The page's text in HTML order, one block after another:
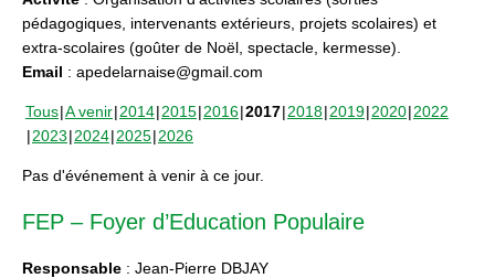
pédagogiques, intervenants extérieurs, projets scolaires) et
extra-scolaires (goûter de Noël, spectacle, kermesse).
Email : apedelarnaise@gmail.com
Tous A venir 2014 2015 2016 2017 2018 2019 2020 2022
2023 2024 2025 2026
Pas d'événement à venir à ce jour.
FEP – Foyer d’Education Populaire
Responsable : Jean-Pierre DBJAY